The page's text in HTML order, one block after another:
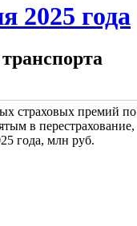
2025 года
страховых премий по
в перестрахование,
года, млн руб.